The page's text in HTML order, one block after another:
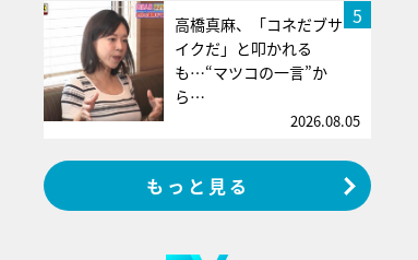
5
高橋真麻、「コネだブサ
イクだ」と叩かれる
も…“マツコの一言”か
ら…
2026.08.05
もっと見る